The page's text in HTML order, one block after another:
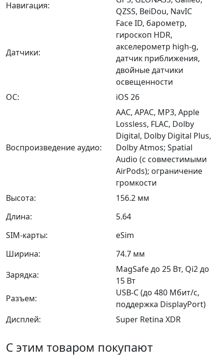
Навигация:
QZSS, BeiDou, NavIC
Датчики:
Face ID, барометр,
гироскоп HDR,
акселерометр high-g,
датчик приближения,
двойные датчики
освещенности
ОС:
iOS 26
Воспроизведение аудио:
AAC, APAC, MP3, Apple
Lossless, FLAC, Dolby
Digital, Dolby Digital Plus,
Dolby Atmos; Spatial
Audio (с совместимыми
AirPods); ограничение
громкости
Высота:
156.2 мм
Длина:
5.64
SIM-карты:
eSim
Ширина:
74.7 мм
Зарядка:
MagSafe до 25 Вт, Qi2 до
15 Вт
Разъем:
USB‑C (до 480 Мбит/с,
поддержка DisplayPort)
Дисплей:
Super Retina XDR
С этим товаром покупают